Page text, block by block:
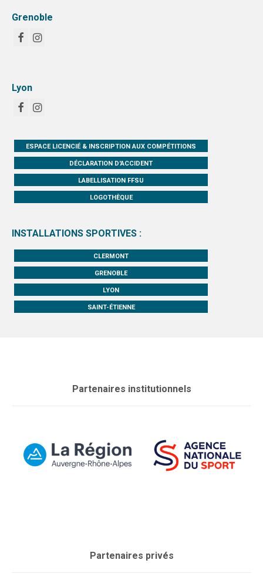
Grenoble
Lyon
ESPACE LICENCIÉ & INSCRIPTION AUX COMPÉTITIONS
DÉCLARATION D'ACCIDENT
LABELLISATION FFSU
LOGOTHÈQUE
INSTALLATIONS SPORTIVES :
CLERMONT
GRENOBLE
LYON
SAINT-ÉTIENNE
Partenaires institutionnels
Partenaires privés